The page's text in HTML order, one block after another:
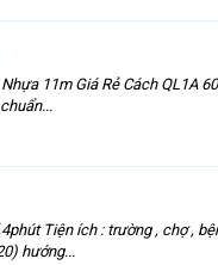
11m Giá Rẻ Cách QL1A
Tiện ích : trường , chợ ,
hướng...